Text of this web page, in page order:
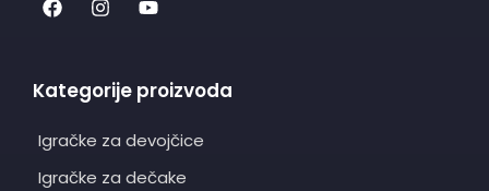
Kategorije proizvoda
Igračke za devojčice
Igračke za dečake